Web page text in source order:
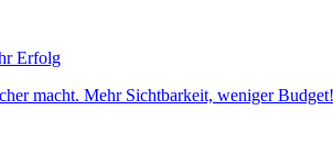
macht. Mehr Sichtbarkeit, weniger